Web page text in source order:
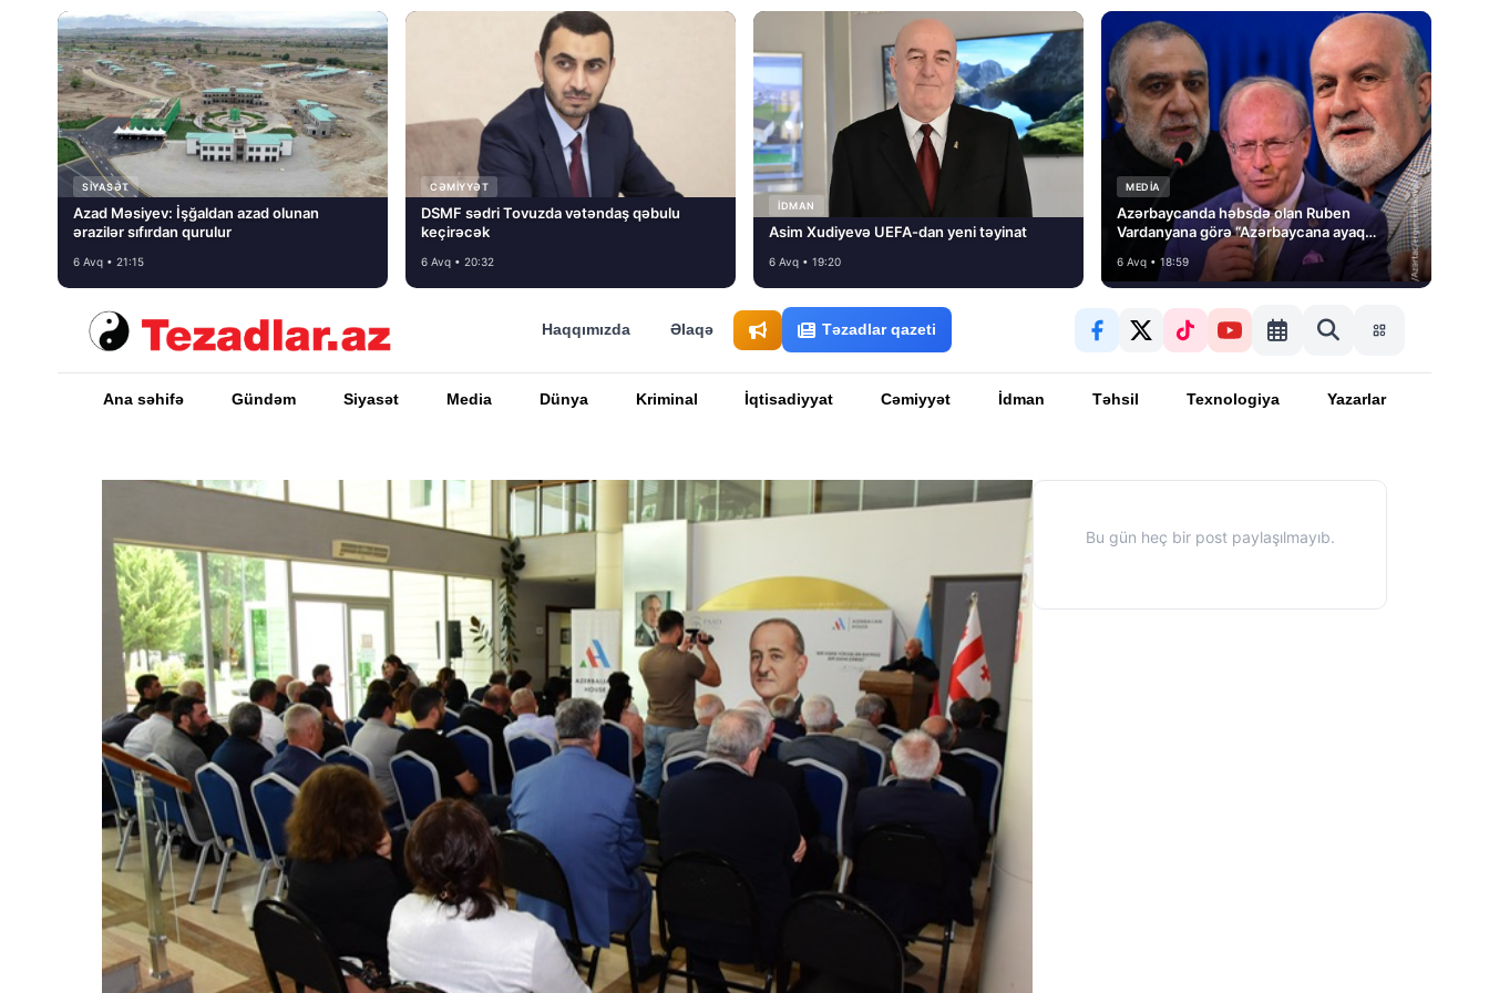
SIYASƏT
Azad Məsiyev: İşğaldan azad olunan
ərazilər sıfırdan qurulur
6 Avq • 21:15
CƏMIYYƏT
DSMF sədri Tovuzda vətəndaş qəbulu
keçirəcək
6 Avq • 20:32
İDMAN
Asim Xudiyevə UEFA-dan yeni təyinat
6 Avq • 19:20
MEDİA
Azərbaycanda həbsdə olan Ruben
Vardanyana görə “Azərbaycana ayaq
basmayacağını” dedi və…
6 Avq • 18:59
Haqqımızda Əlaqə Təzadlar qazeti
Ana səhifə Gündəm Siyasət Media Dünya Kriminal İqtisadiyyat Cəmiyyət İdman Təhsil Texnologiya Yazarlar
Bu gün heç bir post paylaşılmayıb.